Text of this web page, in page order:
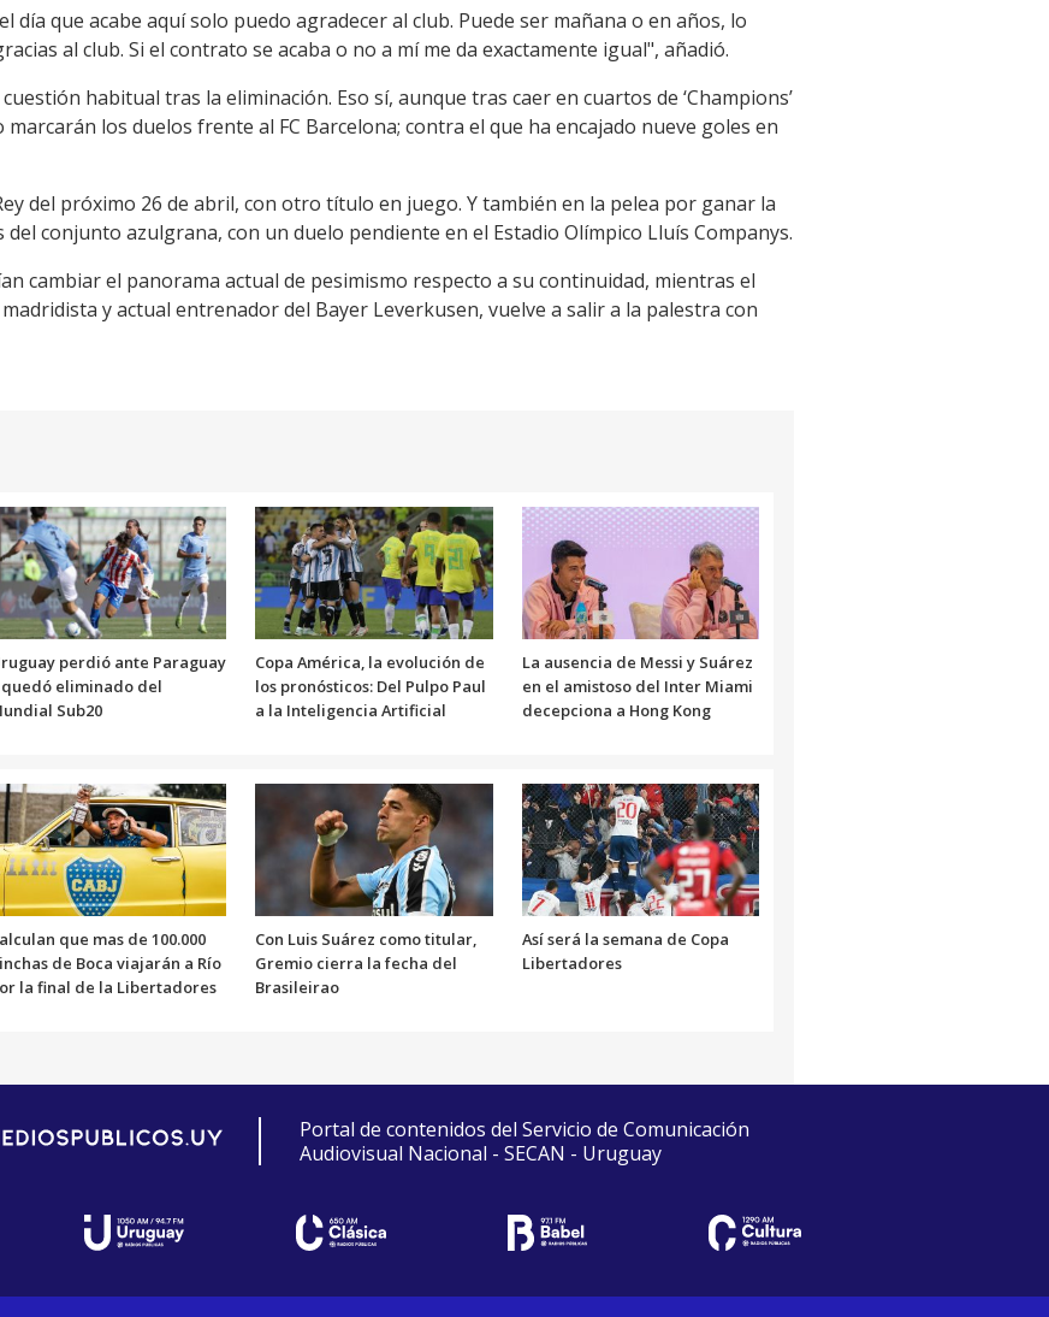
día que acabe aquí solo puedo agradecer al club. Puede ser mañana o en años, lo
al club. Si el contrato se acaba o no a mí me da exactamente igual", añadió.
habitual tras la eliminación. Eso sí, aunque tras caer en cuartos de ‘Champions’
marcarán los duelos frente al FC Barcelona; contra el que ha encajado nueve goles en
del próximo 26 de abril, con otro título en juego. Y también en la pelea por ganar la
conjunto azulgrana, con un duelo pendiente en el Estadio Olímpico Lluís Companys.
cambiar el panorama actual de pesimismo respecto a su continuidad, mientras el
y actual entrenador del Bayer Leverkusen, vuelve a salir a la palestra con
perdió ante Paraguay
eliminado del
Sub20
Copa América, la evolución de
los pronósticos: Del Pulpo Paul
a la Inteligencia Artificial
La ausencia de Messi y Suárez
en el amistoso del Inter Miami
decepciona a Hong Kong
que mas de 100.000
de Boca viajarán a Río
la final de la Libertadores
Con Luis Suárez como titular,
Gremio cierra la fecha del
Brasileirao
Así será la semana de Copa
Libertadores
Portal de contenidos del Servicio de Comunicación
Audiovisual Nacional - SECAN - Uruguay